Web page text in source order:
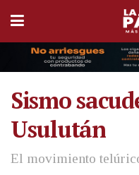
Sismo
Usulután
El movimiento